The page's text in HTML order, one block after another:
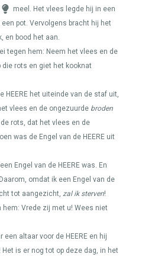
meel. Het vlees legde hij in een
pot. Vervolgens bracht hij het
en bood het aan.
tegen hem: Neem het vlees en de
die rots en giet het kooknat
HEERE het uiteinde van de staf uit,
vlees en de ongezuurde broden
rots, dat het vlees en de
was de Engel van de HEERE uit
Engel van de HEERE was. En
omdat ik een Engel van de
tot aangezicht, zal ik sterven!
hem: Vrede zij met u! Wees niet
een altaar voor de HEERE en hij
Het is er nog tot op deze dag, in het